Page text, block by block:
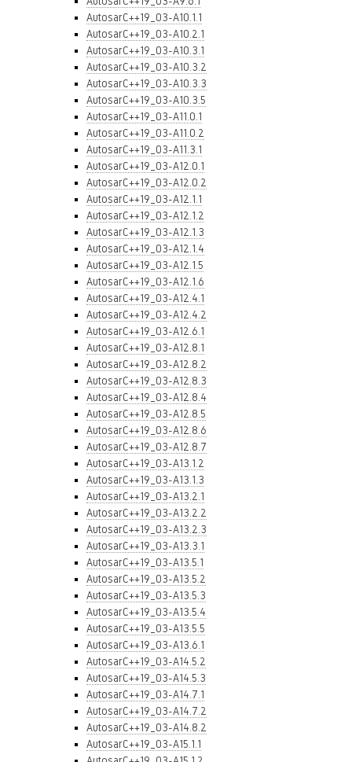
AutosarC++19_03-A10.1.1
AutosarC++19_03-A10.2.1
AutosarC++19_03-A10.3.1
AutosarC++19_03-A10.3.2
AutosarC++19_03-A10.3.3
AutosarC++19_03-A10.3.5
AutosarC++19_03-A11.0.1
AutosarC++19_03-A11.0.2
AutosarC++19_03-A11.3.1
AutosarC++19_03-A12.0.1
AutosarC++19_03-A12.0.2
AutosarC++19_03-A12.1.1
AutosarC++19_03-A12.1.2
AutosarC++19_03-A12.1.3
AutosarC++19_03-A12.1.4
AutosarC++19_03-A12.1.5
AutosarC++19_03-A12.1.6
AutosarC++19_03-A12.4.1
AutosarC++19_03-A12.4.2
AutosarC++19_03-A12.6.1
AutosarC++19_03-A12.8.1
AutosarC++19_03-A12.8.2
AutosarC++19_03-A12.8.3
AutosarC++19_03-A12.8.4
AutosarC++19_03-A12.8.5
AutosarC++19_03-A12.8.6
AutosarC++19_03-A12.8.7
AutosarC++19_03-A13.1.2
AutosarC++19_03-A13.1.3
AutosarC++19_03-A13.2.1
AutosarC++19_03-A13.2.2
AutosarC++19_03-A13.2.3
AutosarC++19_03-A13.3.1
AutosarC++19_03-A13.5.1
AutosarC++19_03-A13.5.2
AutosarC++19_03-A13.5.3
AutosarC++19_03-A13.5.4
AutosarC++19_03-A13.5.5
AutosarC++19_03-A13.6.1
AutosarC++19_03-A14.5.2
AutosarC++19_03-A14.5.3
AutosarC++19_03-A14.7.1
AutosarC++19_03-A14.7.2
AutosarC++19_03-A14.8.2
AutosarC++19_03-A15.1.1